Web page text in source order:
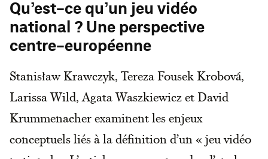
Qu’est-ce qu’un jeu vidéo
national ? Une perspective
centre-européenne
Stanisław Krawczyk, Tereza Fousek Krobová,
Larissa Wild, Agata Waszkiewicz et David
Krummenacher examinent les enjeux
conceptuels liés à la définition d’un « jeu vidéo